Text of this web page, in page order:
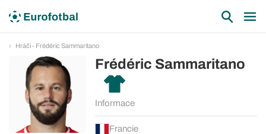
Hráči - Frédéric Sammaritano
Frédéric Sammaritano
Informace
Francie